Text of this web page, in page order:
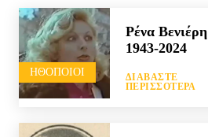
HΘΟΠΟΙΟΊ
Ρένα Βενιέρη
1943-2024
ΔΙΑΒΆΣΤΕ
ΠΕΡΙΣΣΌΤΕΡΑ